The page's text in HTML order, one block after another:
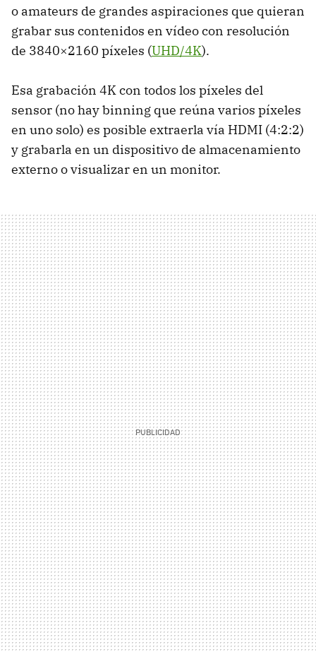
o amateurs de grandes aspiraciones que quieran
grabar sus contenidos en vídeo con resolución
de 3840×2160 píxeles (UHD/4K).
Esa grabación 4K con todos los píxeles del
sensor (no hay binning que reúna varios píxeles
en uno solo) es posible extraerla vía HDMI (4:2:2)
y grabarla en un dispositivo de almacenamiento
externo o visualizar en un monitor.